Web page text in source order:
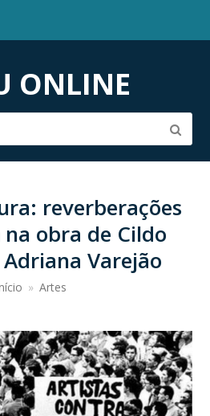
ONLINE
reverberações
obra de Cildo
Varejão
» Artes